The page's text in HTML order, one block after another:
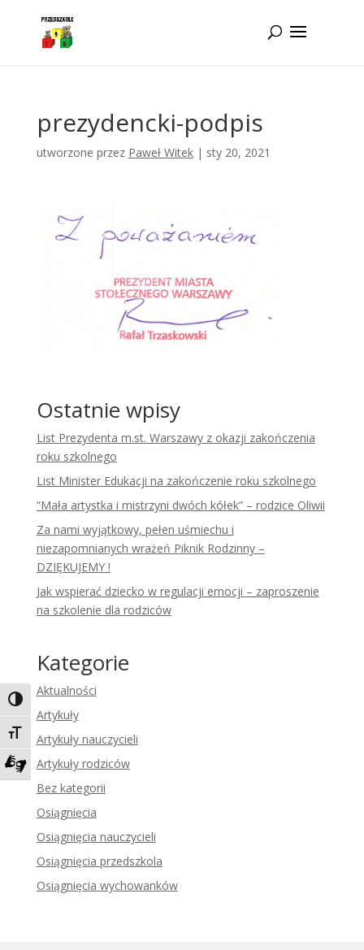
Toggle High Contrast
Toggle Font size
Zadzwoń do tłumacza języka migowego
prezydencki-podpis
utworzone przez Paweł Witek| sty 20, 2021
Ostatnie wpisy
List Prezydenta m.st. Warszawy z okazji zakończenia
roku szkolnego
List Minister Edukacji na zakończenie roku szkolnego
“Mała artystka i mistrzyni dwóch kółek” – rodzice Oliwii
Za nami wyjątkowy, pełen uśmiechu i
niezapomnianych wrażeń Piknik Rodzinny –
DZIĘKUJEMY !
Jak wspierać dziecko w regulacji emocji – zaproszenie
na szkolenie dla rodziców
Kategorie
Aktualności
Artykuły
Artykuły nauczycieli
Artykuły rodziców
Bez kategorii
Osiągnięcia
Osiągnięcia nauczycieli
Osiągnięcia przedszkola
Osiągnięcia wychowanków